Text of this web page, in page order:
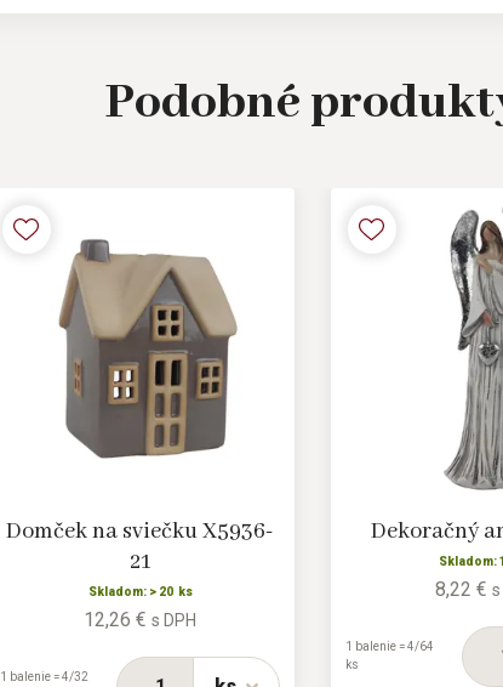
Podobné
Domček na sviečku X5936-
21
Skladom: > 20 ks
12,26 € s DPH
1 balenie = 4/32
Dekoračný
Skladom:
8,22 € s
1 balenie = 4/64
ks